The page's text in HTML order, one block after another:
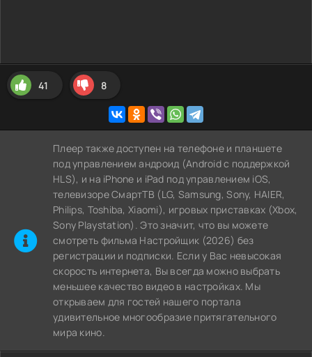
41 8
Плеер также доступен на телефоне и планшете
под управлением андроид (Android с поддержкой
HLS), и на iPhone и iPad под управлением iOS,
телевизоре СмартТВ (LG, Samsung, Sony, HAIER,
Philips, Toshiba, Xiaomi), игровых приставках (Xbox,
Sony Playstation). Это значит, что вы можете
cмотреть фильма Настройщик (2026) без
регистрации и подписки. Если у Вас невысокая
скорость интернета, Вы всегда можно выбрать
меньшее качество видео в настройках. Мы
открываем для гостей нашего портала
удивительное многообразие притягательного
мира кино.